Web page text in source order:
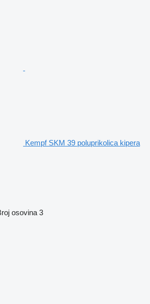
Kempf SKM 39 poluprikolica kipera
osovina 3